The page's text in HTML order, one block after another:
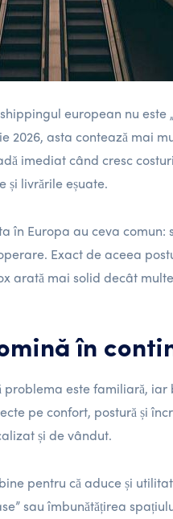
european nu este
2026, asta contează mai
imediat când cresc
și livrările eșuate.
în Europa au ceva
Exact de aceea
arată mai solid decât
în
este familiară,
pe confort, postură și
și de vândut.
pentru că aduce și
sau îmbunătățirea